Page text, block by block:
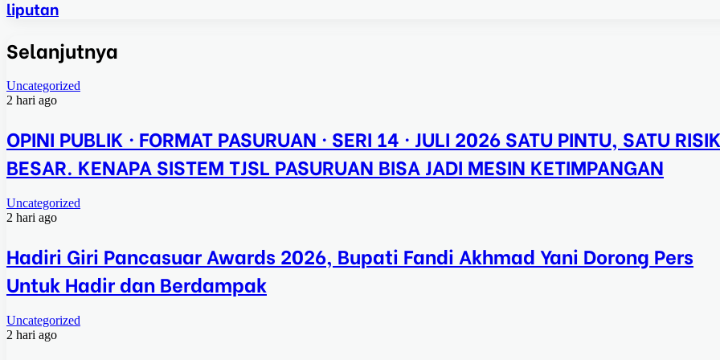
liputan
Selanjutnya
Uncategorized
2 hari ago
OPINI PUBLIK · FORMAT PASURUAN · SERI 14 · JULI 2026 SATU PINTU, SATU
BESAR. KENAPA SISTEM TJSL PASURUAN BISA JADI MESIN KETIMPANGAN
Uncategorized
2 hari ago
Hadiri Giri Pancasuar Awards 2026, Bupati Fandi Akhmad Yani Dorong Pers
Untuk Hadir dan Berdampak
Uncategorized
2 hari ago